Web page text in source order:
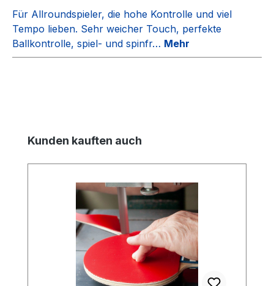
Für Allroundspieler, die hohe Kontrolle und viel
Tempo lieben. Sehr weicher Touch, perfekte
Ballkontrolle, spiel- und spinfr… Mehr
Produktgalerie überspringen
Kunden kauften auch